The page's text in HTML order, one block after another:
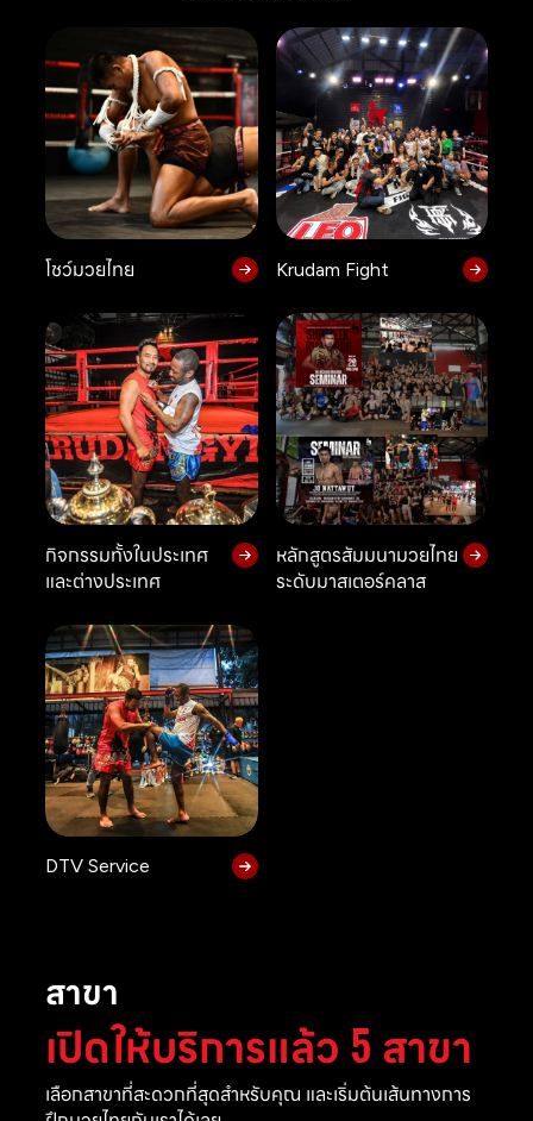
โชว์มวยไทย Krudam Fight
กิจกรรมทั้งในประเทศ
และต่างประเทศ
หลักสูตรสัมมนามวยไทย
ระดับมาสเตอร์คลาส
DTV Service
สาขา
เปิดให้บริการแล้ว 5 สาขา
เลือกสาขาที่สะดวกที่สุดสำหรับคุณ และเริ่มต้นเส้นทางการ